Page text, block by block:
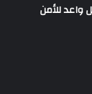
واعد للأمن